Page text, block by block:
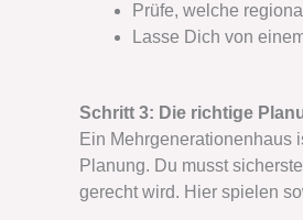
Prüfe, welche
Lasse Dich von
Schritt 3: Die richtige
Ein Mehrgenerationenhaus
Planung. Du musst
gerecht wird. Hier spielen